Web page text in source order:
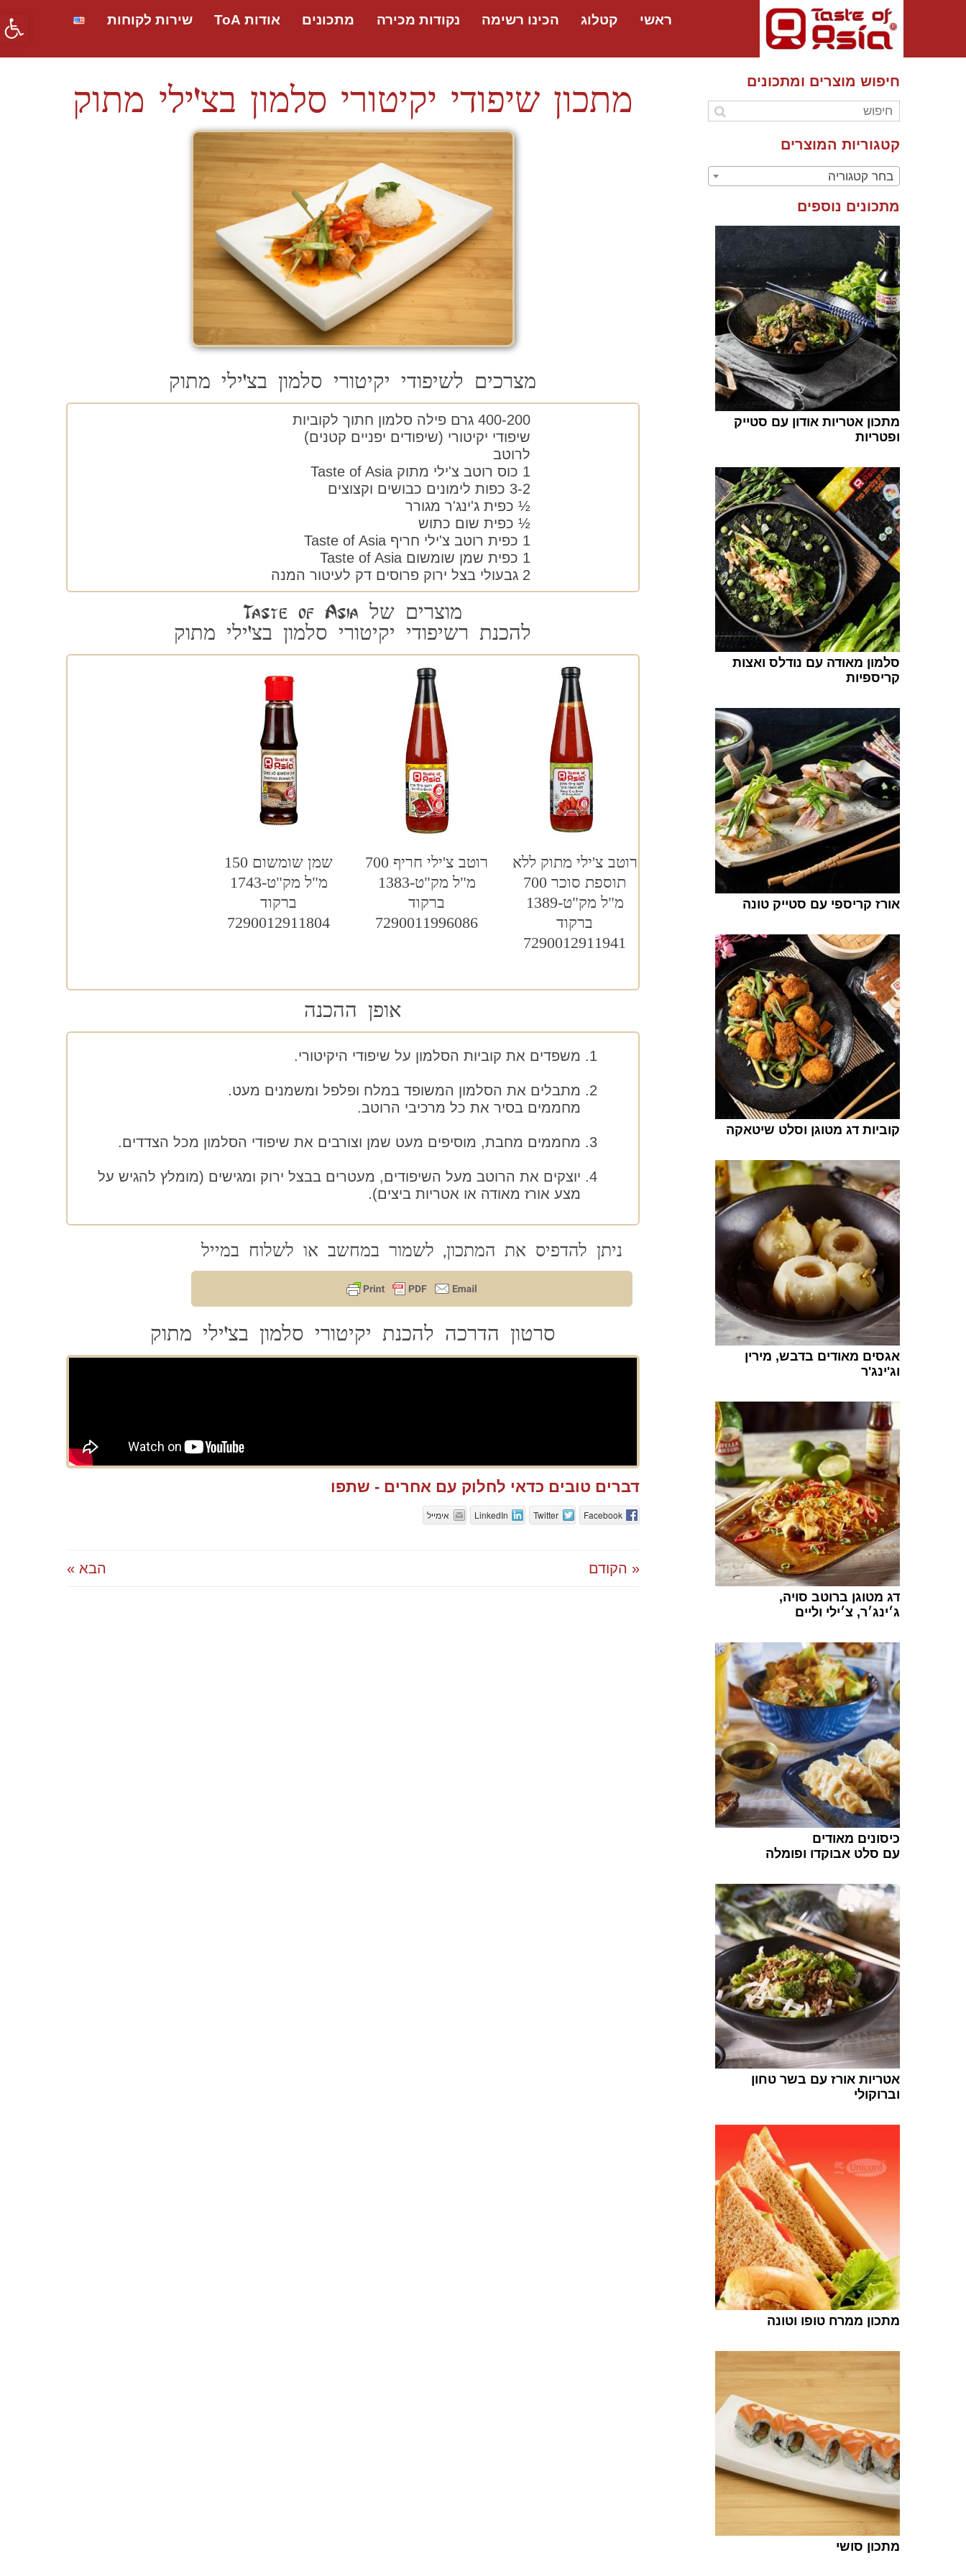
ראשי קטלוג הכינו רשימה נקודות מכירה מתכונים אודות ToA שירות לקוחות
מתכון שיפודי יקיטורי סלמון בצ'ילי מתוק
מצרכים לשיפודי יקיטורי סלמון בצ'ילי מתוק
400-200 גרם פילה סלמון חתוך לקוביות
שיפודי יקיטורי (שיפודים יפניים קטנים)
לרוטב
1 כוס רוטב צ'ילי מתוק Taste of Asia
3-2 כפות לימונים כבושים וקצוצים
½ כפית ג'ינג'ר מגורר
½ כפית שום כתוש
1 כפית רוטב צ'ילי חריף Taste of Asia
1 כפית שמן שומשום Taste of Asia
2 גבעולי בצל ירוק פרוסים דק לעיטור המנה
מוצרים של Taste of Asia
להכנת רשיפודי יקיטורי סלמון בצ'ילי מתוק
רוטב צ'ילי מתוק ללא
תוספת סוכר 700
מ"ל מק"ט-1389
ברקוד
7290012911941
רוטב צ'ילי חריף 700
מ"ל מק"ט-1383
ברקוד
7290011996086
שמן שומשום 150
מ"ל מק"ט-1743
ברקוד
7290012911804
אופן ההכנה
משפדים את קוביות הסלמון על שיפודי היקיטורי.
מתבלים את הסלמון המשופד במלח ופלפל ומשמנים מעט.
מחממים בסיר את כל מרכיבי הרוטב.
מחממים מחבת, מוסיפים מעט שמן וצורבים את שיפודי הסלמון מכל הצדדים.
יוצקים את הרוטב מעל השיפודים, מעטרים בבצל ירוק ומגישים (מומלץ להגיש על
מצע אורז מאודה או אטריות ביצים).
ניתן להדפיס את המתכון, לשמור במחשב או לשלוח במייל
סרטון הדרכה להכנת יקיטורי סלמון בצ'ילי מתוק
דברים טובים כדאי לחלוק עם אחרים - שתפו
Facebook
Twitter
LinkedIn אימייל
« הקודם הבא »
חיפוש מוצרים ומתכונים
קטגוריות המוצרים
בחר קטגוריה
מתכונים נוספים
מתכון אטריות אודון עם סטייק
ופטריות
סלמון מאודה עם נודלס ואצות
קריספיות
אורז קריספי עם סטייק טונה
קוביות דג מטוגן וסלט שיטאקה
אגסים מאודים בדבש, מירין
וג'ינג'ר
דג מטוגן ברוטב סויה,
ג׳ינג׳ר, צ׳ילי וליים
כיסונים מאודים
עם סלט אבוקדו ופומלה
אטריות אורז עם בשר טחון
וברוקולי
מתכון ממרח טופו וטונה
מתכון סושי